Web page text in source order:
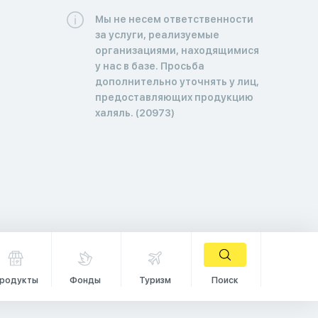
Мы не несем ответственности
за услуги, реализуемые
организациями, находящимися
у нас в базе. Просьба
дополнительно уточнять у лиц,
предоставляющих продукцию
халяль. (20973)
Фонды Туризм Поиск